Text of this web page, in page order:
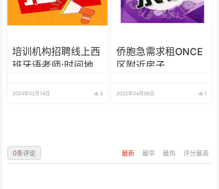
培训机构招聘线上西
班牙语老师:时间地
职
2024年02月14日 3
侨胞急需求租ONCE
区附近房子
2022年04月06日 1
最新 最早 最热 评分最高
0条评论